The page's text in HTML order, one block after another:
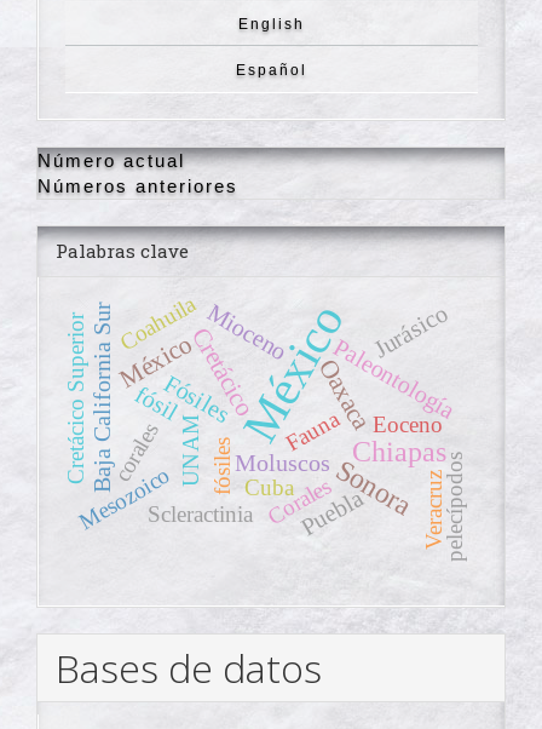
English
Español
Número actual
Números anteriores
Palabras clave
México
Sonora
Chiapas
Cretácico Oaxaca
MéxicoMioceno
Paleontología
Puebla
Baja California Sur Jurásico
Moluscos
Fósiles
fósil
Corales
fósiles
Fauna Eoceno
Scleractinia
Coahuila
Cretácico Superior UNAM
Veracruz
Mesozoico
corales pelecípodos
Cuba
Bases de datos